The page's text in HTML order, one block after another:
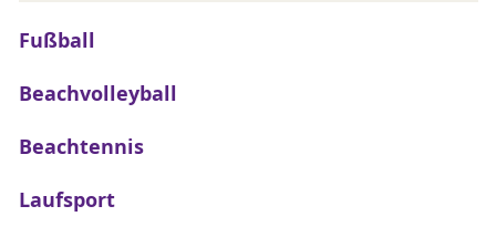
Fußball
Beachvolleyball
Beachtennis
Laufsport